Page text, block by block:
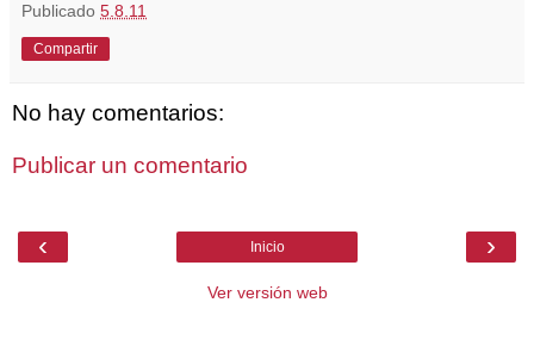
Publicado 5.8.11
Compartir
No hay comentarios:
Publicar un comentario
‹ ›
Inicio
Ver versión web